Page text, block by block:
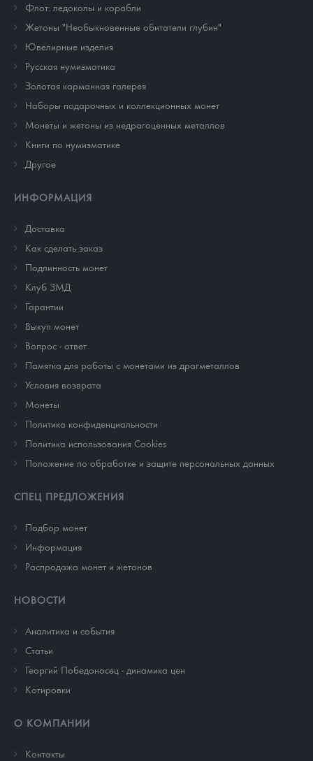
Флот: ледоколы и корабли
Жетоны "Необыкновенные обитатели глубин"
Ювелирные изделия
Русская нумизматика
Золотая карманная галерея
Наборы подарочных и коллекционных монет
Монеты и жетоны из недрагоценных металлов
Книги по нумизматике
Другое
ИНФОРМАЦИЯ
Доставка
Как сделать заказ
Подлинность монет
Клуб ЗМД
Гарантии
Выкуп монет
Вопрос - ответ
Памятка для работы с монетами из драгметаллов
Условия возврата
Монеты
Политика конфиденциальности
Политика использования Cookies
Положение по обработке и защите персональных данных
СПЕЦ ПРЕДЛОЖЕНИЯ
Подбор монет
Информация
Распродажа монет и жетонов
НОВОСТИ
Аналитика и события
Cтатьи
Георгий Победоносец - динамика цен
Котировки
О КОМПАНИИ
Контакты